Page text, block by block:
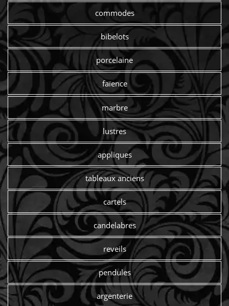
commodes
bibelots
porcelaine
faïence
marbre
lustres
appliques
tableaux anciens
cartels
candelabres
reveils
pendules
argenterie